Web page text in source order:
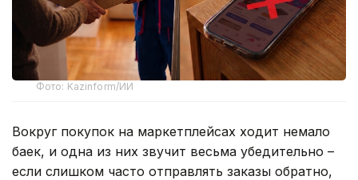
Фото: Kazinform/ИИ
Вокруг покупок на маркетплейсах ходит немало
баек, и одна из них звучит весьма убедительно –
если слишком часто отправлять заказы обратно,